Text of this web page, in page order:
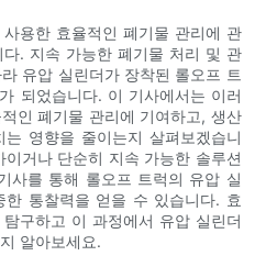
용한 효율적인 폐기물 관리에 관
. 지속 가능한 폐기물 처리 및 관
유압 실린더가 장착된 롤오프 트
되었습니다. 이 기사에서는 이러
인 폐기물 관리에 기여하고, 생산
영향을 줄이는지 살펴보겠습니
거나 단순히 지속 가능한 솔루션
사를 통해 롤오프 트럭의 유압 실
통찰력을 얻을 수 있습니다. 효
구하고 이 과정에서 유압 실린더
알아보세요.